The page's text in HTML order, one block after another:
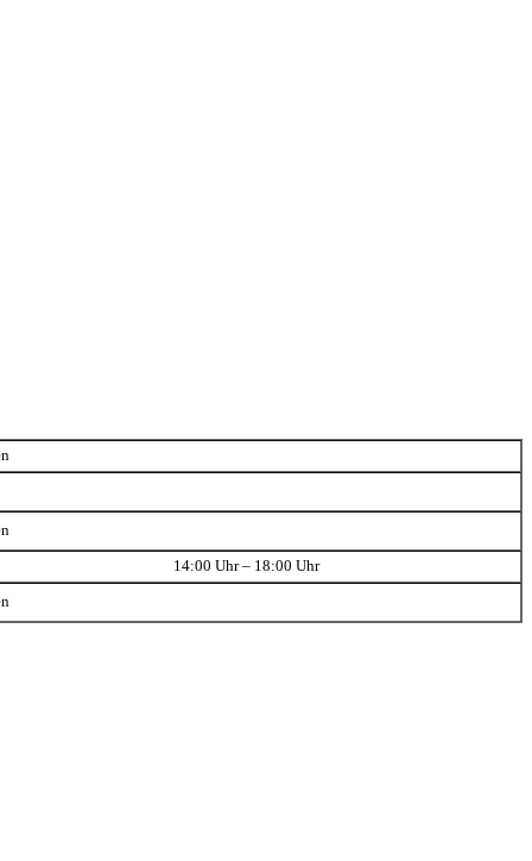
14:00 Uhr – 18:00 Uhr